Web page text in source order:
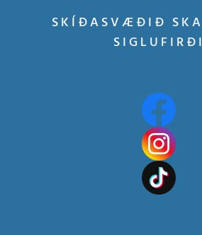
SKÍÐASVÆÐIÐ
SIGLUFIRÐI